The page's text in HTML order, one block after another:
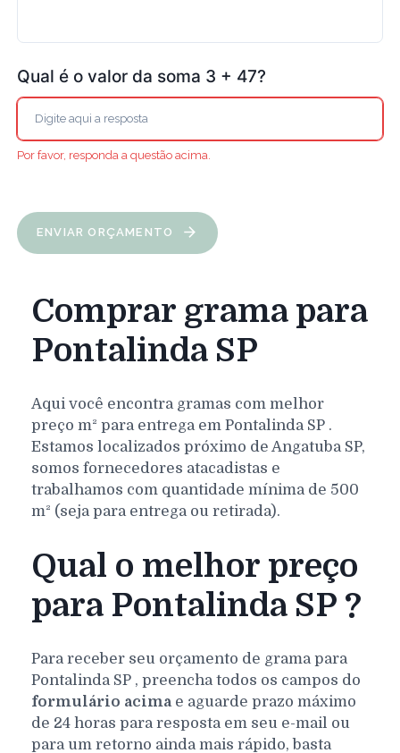
Qual é o valor da soma 3 + 47?
Por favor, responda a questão acima.
ENVIAR ORÇAMENTO
Comprar grama para
Pontalinda SP
Aqui você encontra gramas com melhor
preço m² para entrega em Pontalinda SP .
Estamos localizados próximo de Angatuba SP,
somos fornecedores atacadistas e
trabalhamos com quantidade mínima de 500
m² (seja para entrega ou retirada).
Qual o melhor preço
para Pontalinda SP ?
Para receber seu orçamento de grama para
Pontalinda SP , preencha todos os campos do
formulário acima e aguarde prazo máximo
de 24 horas para resposta em seu e-mail ou
para um retorno ainda mais rápido, basta